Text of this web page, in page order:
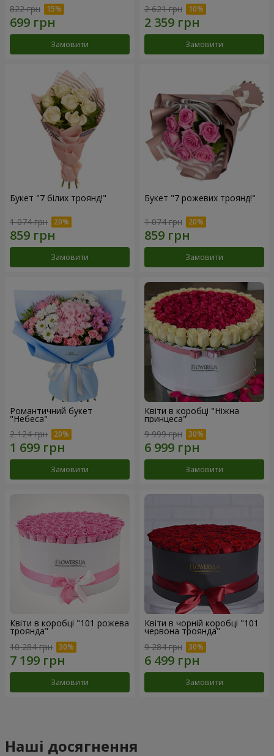
822 грн
Замовити
2 621 грн
Замовити
Букет "7 білих троянд!"
1 074 грн
Замовити
Букет "7 рожевих троянд!"
1 074 грн
Замовити
Романтичний букет
"Небеса"
2 124 грн
Замовити
Квіти в коробці "Ніжна
принцеса"
9 999 грн
Замовити
Квіти в коробці "101 рожева
троянда"
10 284 грн
Замовити
Квіти в чорній коробці "101
червона троянда"
9 284 грн
Замовити
Наші досягнення